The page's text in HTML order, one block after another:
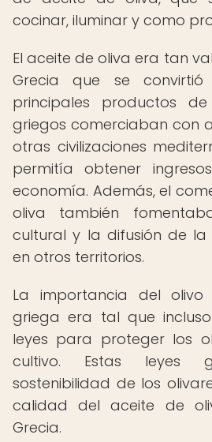
cocinar, iluminar y como
El aceite de oliva era tan
Grecia que se
principales productos de
griegos comerciaban con
otras civilizaciones
permitía obtener
economía. Además, el
oliva también
cultural y la difusión de la
en otros territorios.
La importancia del
griega era tal que
leyes para proteger los
cultivo. Estas leyes
sostenibilidad de los
calidad del aceite de
Grecia.